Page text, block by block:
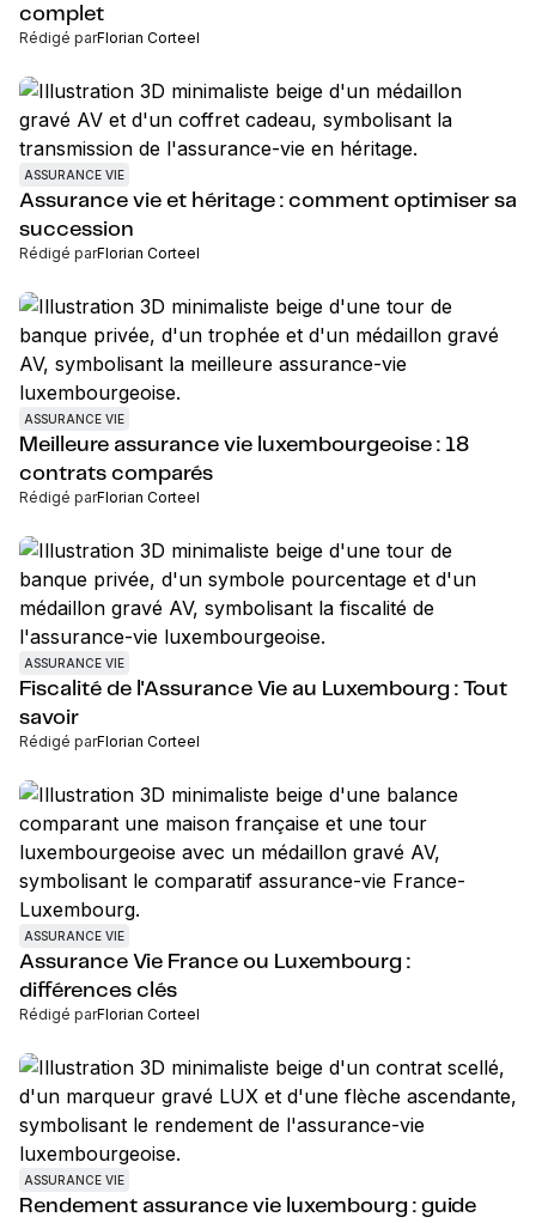
complet
Rédigé parFlorian Corteel
ASSURANCE VIE
Assurance vie et héritage : comment optimiser sa
succession
Rédigé parFlorian Corteel
ASSURANCE VIE
Meilleure assurance vie luxembourgeoise : 18
contrats comparés
Rédigé parFlorian Corteel
ASSURANCE VIE
Fiscalité de l'Assurance Vie au Luxembourg : Tout
savoir
Rédigé parFlorian Corteel
ASSURANCE VIE
Assurance Vie France ou Luxembourg :
différences clés
Rédigé parFlorian Corteel
ASSURANCE VIE
Rendement assurance vie luxembourg : guide